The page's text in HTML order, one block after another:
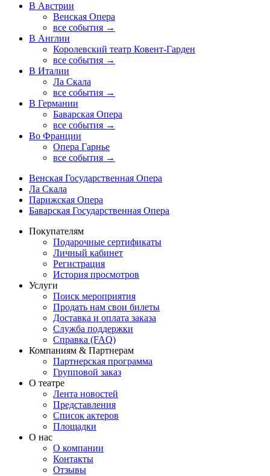
В Австрии
Венская Опера
все события →
В Англии
Королевский театр Ковент-Гарден
все события →
В Италии
Ла Скала
все события →
В Германии
Баварская Опера
все события →
Во Франции
Опера Гарнье
все события →
Венская Государственная Опера
Ла Скала
Парижская Опера
Баварская Государственная Опера
Покупателям
Подарочные сертификаты
Личный кабинет
Регистрация
История просмотров
Услуги
Поиск мероприятия
Продать нам свои билеты
Доставка и оплата заказа
Служба поддержки
Справка (FAQ)
Компаниям & Партнерам
Партнерская программа
Групповой заказ
О театре
Лента новостей
Представления
Список актеров
Площадки
О нас
О компании
Контакты
Отзывы